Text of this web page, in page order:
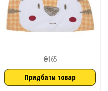
₴165
Придбати товар